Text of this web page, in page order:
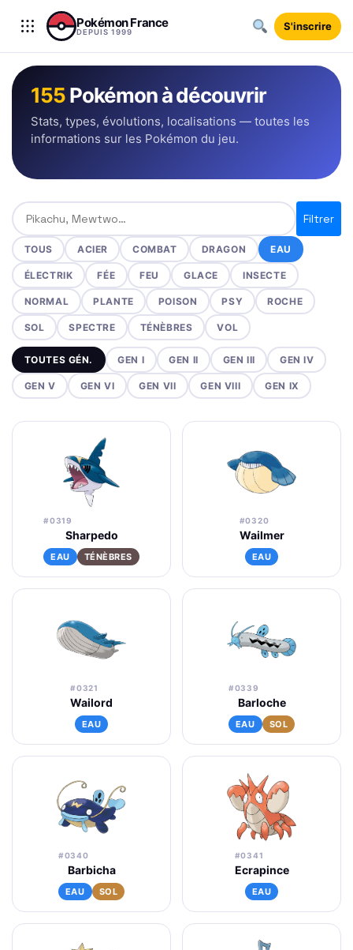
Aller au contenu
Pokémon France
DEPUIS 1999 S'inscrire
155Pokémon à découvrir
Stats, types, évolutions, localisations — toutes les
informations sur les Pokémon du jeu.
Rechercher un Pokémon
Filtrer
TOUS ACIER COMBAT DRAGON EAU
ÉLECTRIK FÉE FEU GLACE INSECTE
NORMAL PLANTE POISON PSY ROCHE
SOL SPECTRE TÉNÈBRES VOL
TOUTES GÉN. GEN I GEN II GEN III GEN IV
GEN V GEN VI GEN VII GEN VIII GEN IX
#0319
Sharpedo
EAU TÉNÈBRES
#0320
Wailmer
EAU
#0321
Wailord
EAU
#0339
Barloche
EAU SOL
#0340
Barbicha
EAU SOL
#0341
Ecrapince
EAU